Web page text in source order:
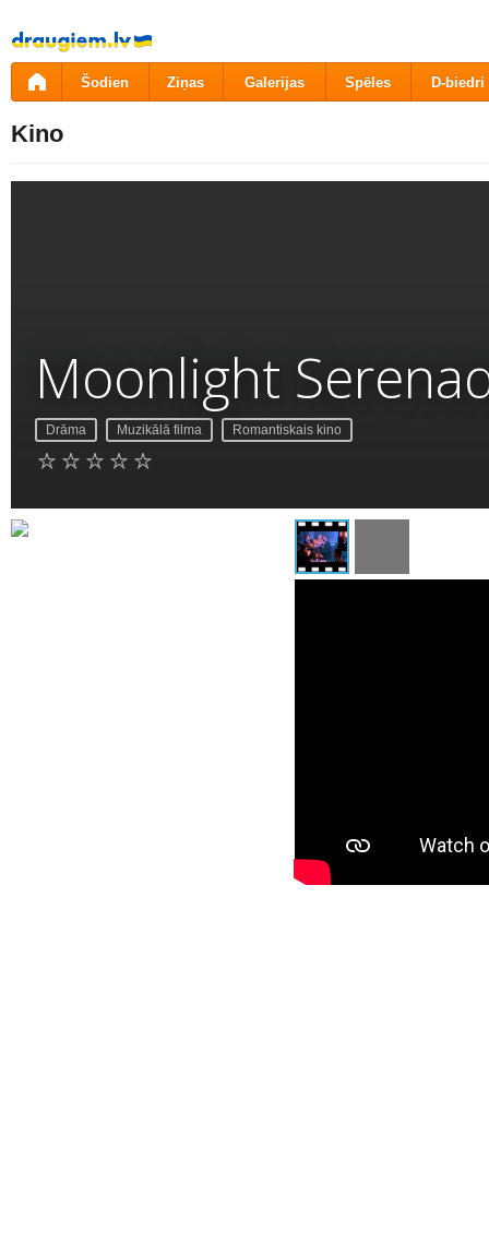
Pāriet
uz
saturu
Šodien Ziņas Galerijas Spēles D-biedri
Kino
Moonlight
Drāma Muzikālā filma Romantiskais kino